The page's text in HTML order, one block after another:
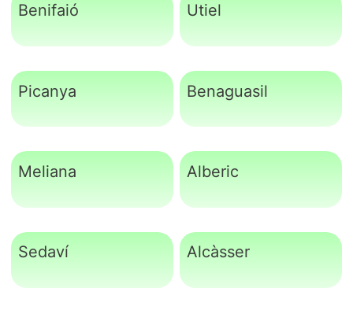
Benifaió Utiel
Picanya Benaguasil
Meliana Alberic
Sedaví Alcàsser